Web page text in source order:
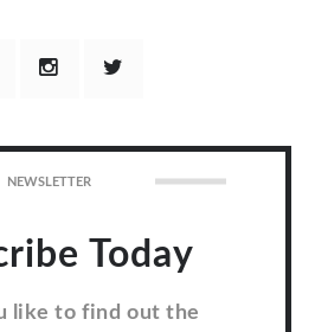
NEWSLETTER
Today
like to find out the